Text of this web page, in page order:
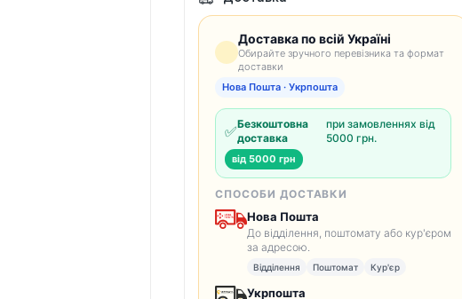
Доставка по всій Україні
Обирайте зручного перевізника та формат
доставки
Нова Пошта · Укрпошта
✅Безкоштовна
доставка
при замовленнях від
5000 грн.
від 5000 грн
СПОСОБИ ДОСТАВКИ
Нова Пошта
До відділення, поштомату або кур'єром
за адресою.
Відділення Поштомат Кур'єр
Укрпошта